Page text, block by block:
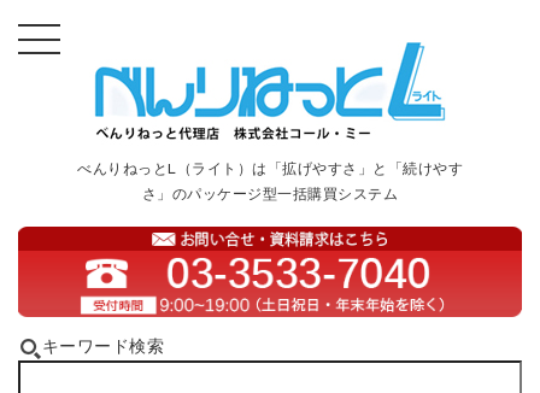
べんりねっとL（ライト）は「拡げやすさ」と「続けやす
さ」のパッケージ型一括購買システム
キーワード検索